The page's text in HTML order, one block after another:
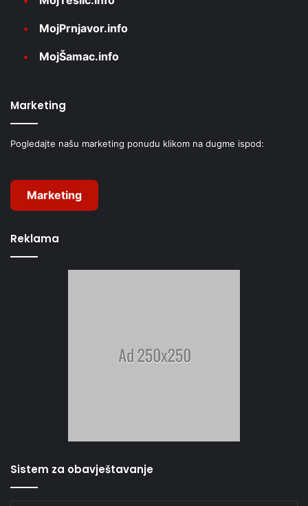
MojPrnjavor.info
MojŠamac.info
Marketing
Pogledajte našu marketing ponudu klikom na dugme ispod:
Marketing
Reklama
Sistem za obavještavanje